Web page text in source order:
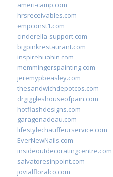
ameri-camp.com
hrsreceivables.com
empconst1.com
cinderella-support.com
bigpinkrestaurant.com
inspirehuahin.com
memmingerspainting.com
jeremypbeasley.com
thesandwichdepotcos.com
drgiggleshouseofpain.com
hotflashdesigns.com
garagenadeau.com
lifestylechauffeurservice.com
EverNewNails.com
insideoutdecoratingcentre.com
salvatoresinpoint.com
jovialfloralco.com